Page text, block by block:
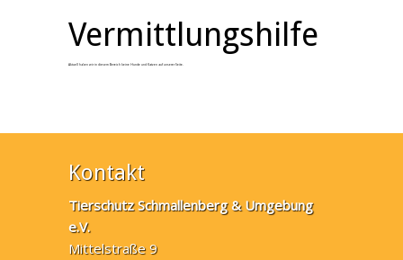
Vermittlungshilfe
Aktuell haben wir in diesem Bereich keine Hunde und Katzen auf unserer Seite.
Kontakt
Tierschutz Schmallenberg & Umgebung
e.V.
Mittelstraße 9